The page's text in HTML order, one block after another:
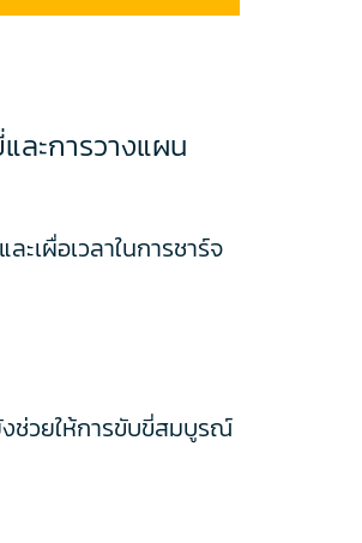
ละการวางแผน
เผื่อเวลาในการชาร์จ
งช่วยให้การขับขี่สมบูรณ์